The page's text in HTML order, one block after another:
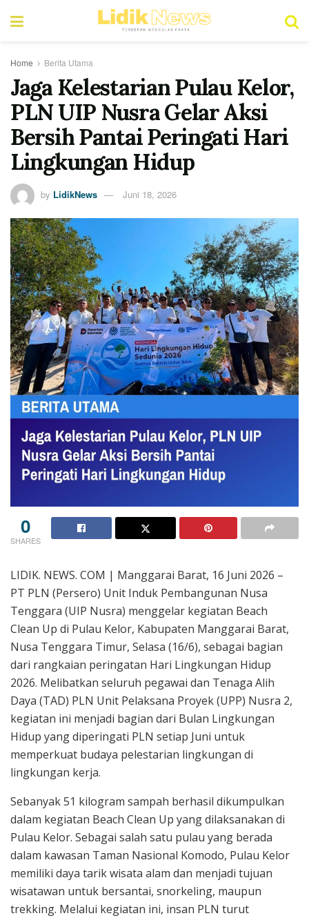
Home Berita Utama
Jaga Kelestarian Pulau Kelor,
PLN UIP Nusra Gelar Aksi
Bersih Pantai Peringati Hari
Lingkungan Hidup
by LidikNews Juni 18, 2026
0
SHARES
LIDIK. NEWS. COM | Manggarai Barat, 16 Juni 2026 –
PT PLN (Persero) Unit Induk Pembangunan Nusa
Tenggara (UIP Nusra) menggelar kegiatan Beach
Clean Up di Pulau Kelor, Kabupaten Manggarai Barat,
Nusa Tenggara Timur, Selasa (16/6), sebagai bagian
dari rangkaian peringatan Hari Lingkungan Hidup
2026. Melibatkan seluruh pegawai dan Tenaga Alih
Daya (TAD) PLN Unit Pelaksana Proyek (UPP) Nusra 2,
kegiatan ini menjadi bagian dari Bulan Lingkungan
Hidup yang diperingati PLN setiap Juni untuk
memperkuat budaya pelestarian lingkungan di
lingkungan kerja.
Sebanyak 51 kilogram sampah berhasil dikumpulkan
dalam kegiatan Beach Clean Up yang dilaksanakan di
Pulau Kelor. Sebagai salah satu pulau yang berada
dalam kawasan Taman Nasional Komodo, Pulau Kelor
memiliki daya tarik wisata alam dan menjadi tujuan
wisatawan untuk bersantai, snorkeling, maupun
trekking. Melalui kegiatan ini, insan PLN turut